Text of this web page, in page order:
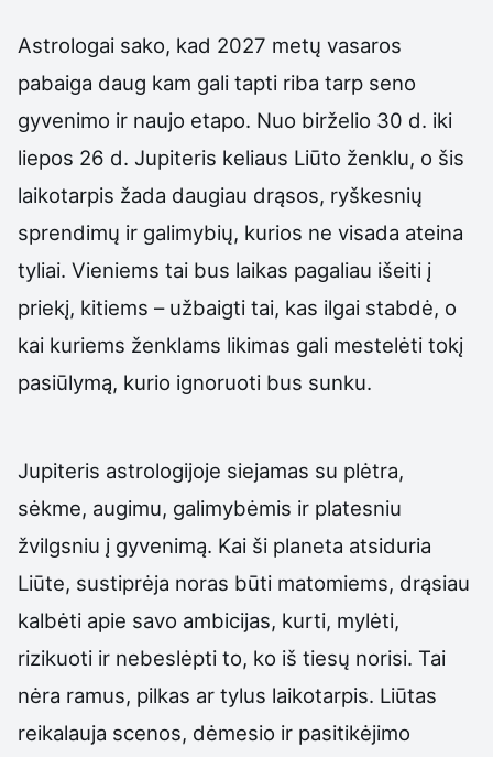
Astrologai sako, kad 2027 metų vasaros
pabaiga daug kam gali tapti riba tarp seno
gyvenimo ir naujo etapo. Nuo birželio 30 d. iki
liepos 26 d. Jupiteris keliaus Liūto ženklu, o šis
laikotarpis žada daugiau drąsos, ryškesnių
sprendimų ir galimybių, kurios ne visada ateina
tyliai. Vieniems tai bus laikas pagaliau išeiti į
priekį, kitiems – užbaigti tai, kas ilgai stabdė, o
kai kuriems ženklams likimas gali mestelėti tokį
pasiūlymą, kurio ignoruoti bus sunku.
Jupiteris astrologijoje siejamas su plėtra,
sėkme, augimu, galimybėmis ir platesniu
žvilgsniu į gyvenimą. Kai ši planeta atsiduria
Liūte, sustiprėja noras būti matomiems, drąsiau
kalbėti apie savo ambicijas, kurti, mylėti,
rizikuoti ir nebeslėpti to, ko iš tiesų norisi. Tai
nėra ramus, pilkas ar tylus laikotarpis. Liūtas
reikalauja scenos, dėmesio ir pasitikėjimo